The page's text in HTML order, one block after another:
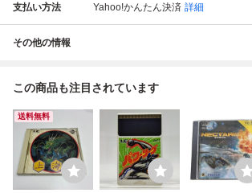
支払い方法 Yahoo!かんたん決済 詳細
その他の情報
この商品も注目されています
送料無料